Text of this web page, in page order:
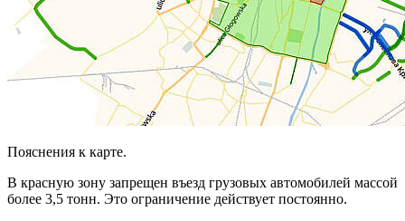
Пояснения к карте.
В красную зону запрещен въезд грузовых автомобилей массой
более 3,5 тонн. Это ограничение действует постоянно.